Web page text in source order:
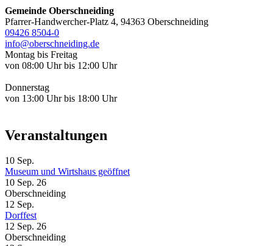
Gemeinde Oberschneiding
Pfarrer-Handwercher-Platz 4, 94363 Oberschneiding
09426 8504-0
info@oberschneiding.de
Montag bis Freitag
von 08:00 Uhr bis 12:00 Uhr
Donnerstag
von 13:00 Uhr bis 18:00 Uhr
Veranstaltungen
10 Sep.
Museum und Wirtshaus geöffnet
10 Sep. 26
Oberschneiding
12 Sep.
Dorffest
12 Sep. 26
Oberschneiding